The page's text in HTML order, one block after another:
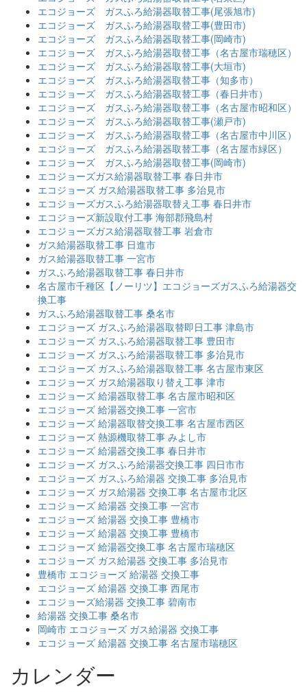
エコジョーズ ガスふろ給湯器取替工事(尾張旭市)
エコジョーズ ガスふろ給湯器取替工事(豊田市)
エコジョーズ ガスふろ給湯器取替工事(岡崎市)
エコジョーズ ガスふろ給湯器取替工事（名古屋市瑞穂区）
エコジョーズ ガスふろ給湯器取替工事(大垣市)
エコジョーズ ガスふろ給湯器取替工事（知多市）
エコジョーズ ガスふろ給湯器取替工事（春日井市）
エコジョーズ ガスふろ給湯器取替工事（名古屋市昭和区）
エコジョーズ ガスふろ給湯器取替工事(瀬戸市)
エコジョーズ ガスふろ給湯器取替工事（名古屋市中川区）
エコジョーズ ガスふろ給湯器取替工事（名古屋市緑区）
エコジョーズ ガスふろ給湯器取替工事(岡崎市)
エコジョーズガス給湯器取替工事 春日井市
エコジョーズ ガス給湯器取替工事 多治見市
エコジョーズガスふろ給湯器取替え工事 春日井市
エコジョーズ新設取付工事 海部郡飛島村
エコジョーズガス給湯器取替工事 岩倉市
ガス給湯器取替工事 日進市
ガス給湯器取替工事 一宮市
ガスふろ給湯器取替工事 春日井市
名古屋市千種区【ノーリツ】エコジョーズガスふろ給湯器交
換工事
ガスふろ給湯器取替工事 桑名市
エコジョーズ ガスふろ給湯器取替即日工事 津島市
エコジョーズ ガスふろ給湯器取替工事 豊田市
エコジョーズ ガスふろ給湯器取替工事 多治見市
エコジョーズ ガスふろ給湯器取替工事 名古屋市東区
エコジョーズ ガス給湯器取り替え工事 津市
エコジョーズ 給湯器取替工事 名古屋市昭和区
エコジョーズ 給湯器交換工事 一宮市
エコジョーズ 給湯器取替交換工事 名古屋市西区
エコジョーズ 熱源機取替工事 みよし市
エコジョーズ 給湯器交換工事 春日井市
エコジョーズ ガスふろ給湯器交換工事 四日市市
エコジョーズ ガスふろ給湯器 交換工事 多治見市
エコジョーズ ガス給湯器 交換工事 名古屋市北区
エコジョーズ 給湯器 交換工事 一宮市
エコジョーズ 給湯器 交換工事 豊橋市
エコジョーズ 給湯器 交換工事 豊橋市
エコジョーズ 給湯器交換工事 名古屋市瑞穂区
エコジョーズ ガス給湯器 交換工事 多治見市
豊橋市 エコジョーズ 給湯器 交換工事
エコジョーズ 給湯器 交換工事 西尾市
エコジョーズ給湯器 交換工事 碧南市
給湯器 交換工事 桑名市
岡崎市 エコジョーズ ガス給湯器 交換工事
エコジョーズ 給湯器 交換工事 名古屋市瑞穂区
カレンダー